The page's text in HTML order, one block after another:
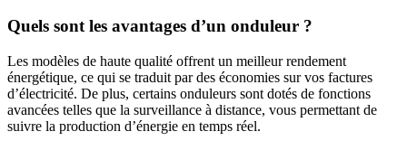
Quels sont les avantages d’un onduleur ?
Les modèles de haute qualité offrent un meilleur rendement
énergétique, ce qui se traduit par des économies sur vos factures
d’électricité. De plus, certains onduleurs sont dotés de fonctions
avancées telles que la surveillance à distance, vous permettant de
suivre la production d’énergie en temps réel.